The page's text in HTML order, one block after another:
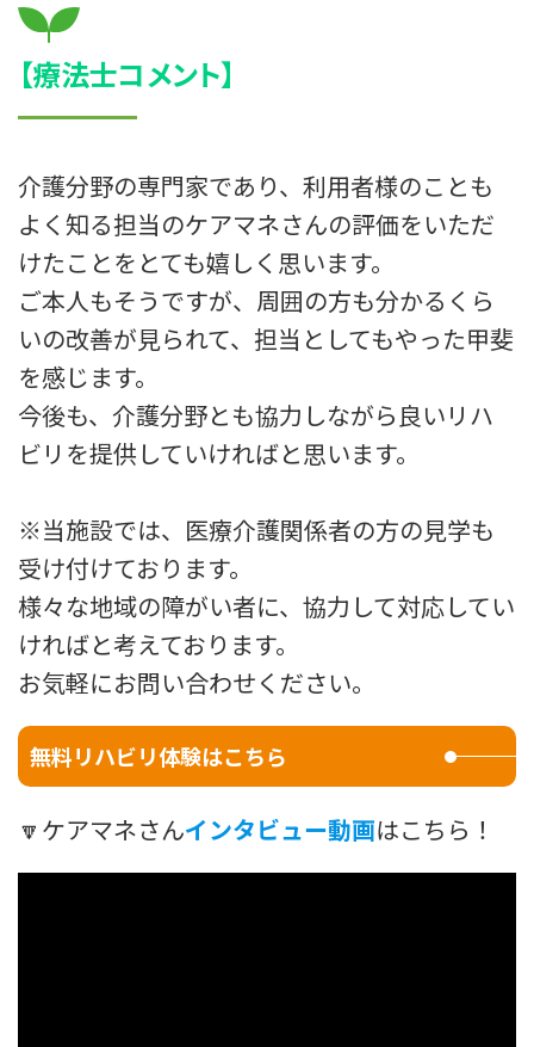
【療法士コメント】
介護分野の専門家であり、利用者様のことも
よく知る担当のケアマネさんの評価をいただ
けたことをとても嬉しく思います。
ご本人もそうですが、周囲の方も分かるくら
いの改善が見られて、担当としてもやった甲斐
を感じます。
今後も、介護分野とも協力しながら良いリハ
ビリを提供していければと思います。
※当施設では、医療介護関係者の方の見学も
受け付けております。
様々な地域の障がい者に、協力して対応してい
ければと考えております。
お気軽にお問い合わせください。
無料リハビリ体験はこちら
🔽ケアマネさんインタビュー動画はこちら！